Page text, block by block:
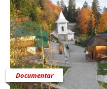
Documentar